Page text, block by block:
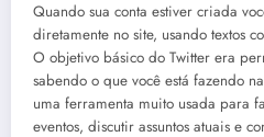
Quando sua conta estiver criada
diretamente no site, usando textos
O objetivo básico do Twitter era
sabendo o que você está fazendo
uma ferramenta muito usada para
eventos, discutir assuntos atuais e